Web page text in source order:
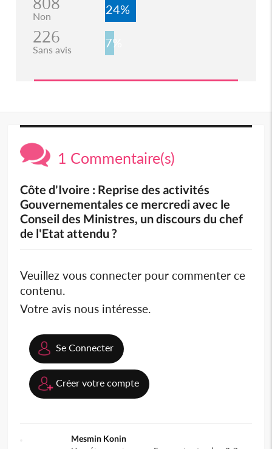
Non 24%
226
Sans avis 7%
1 Commentaire(s)
Côte d'Ivoire : Reprise des activités
Gouvernementales ce mercredi avec le
Conseil des Ministres, un discours du chef
de l'Etat attendu ?
Veuillez vous connecter pour commenter ce
contenu.
Votre avis nous intéresse.
Se Connecter
Créer votre compte
Mesmin Konin